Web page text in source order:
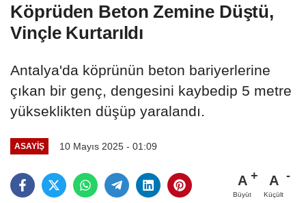
Köprüden Beton Zemine Düştü,
Vinçle Kurtarıldı
Antalya'da köprünün beton bariyerlerine
çıkan bir genç, dengesini kaybedip 5 metre
yükseklikten düşüp yaralandı.
ASAYIŞ 10 Mayıs 2025 - 01:09
A
Büyüt
A
Küçült